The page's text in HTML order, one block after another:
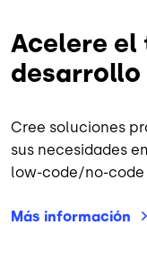
Acelere el
desarrollo
Cree soluciones
sus necesidades
low-code/no-code
Más información